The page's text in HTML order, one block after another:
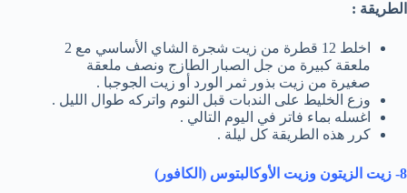
الطريقة :
اخلط 12 قطرة من زيت شجرة الشاي الأساسي مع 2
ملعقة كبيرة من جل الصبار الطازج ونصف ملعقة
صغيرة من زيت بذور ثمر الورد أو زيت الجوجبا .
وزع الخليط على الندبات قبل النوم واتركه طوال الليل .
اغسله بماء فاتر في اليوم التالي .
كرر هذه الطريقة كل ليلة .
8- زيت الزيتون وزيت الأوكالبتوس (الكافور)